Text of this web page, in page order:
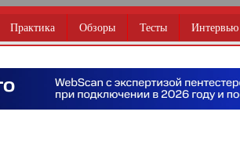
Практика Обзоры Тесты Интервью